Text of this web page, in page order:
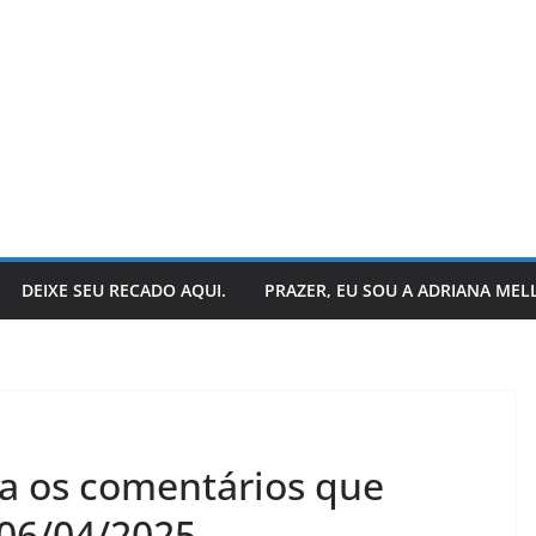
DEIXE SEU RECADO AQUI. PRAZER, EU SOU A ADRIANA
os comentários que
explorando dois livros
de Chico Xavier.